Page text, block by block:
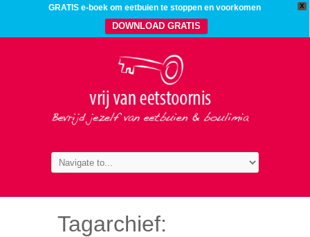
X
GRATIS e-boek om eetbuien te stoppen en voorkomen
DOWNLOAD GRATIS
Tagarchief: